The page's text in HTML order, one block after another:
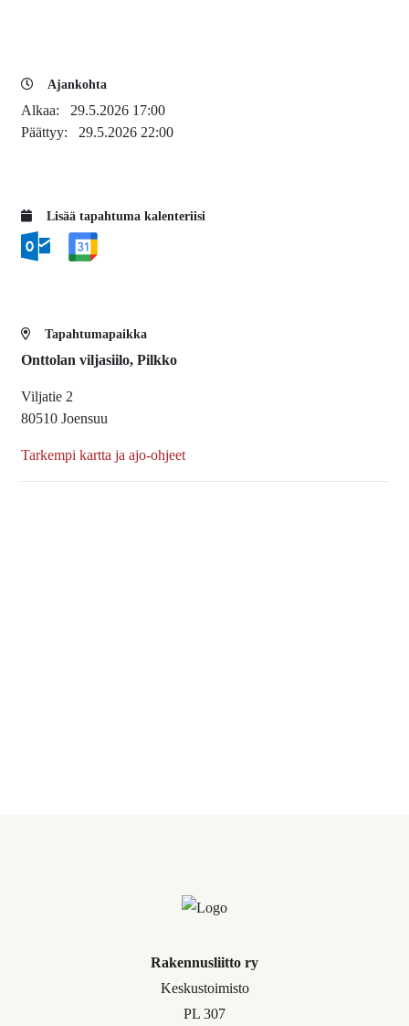
Ajankohta
Alkaa: 29.5.2026 17:00
Päättyy: 29.5.2026 22:00
Lisää tapahtuma kalenteriisi
Tapahtumapaikka
Onttolan viljasiilo, Pilkko
Viljatie 2
80510 Joensuu
Tarkempi kartta ja ajo-ohjeet
Rakennusliitto ry
Keskustoimisto
PL 307